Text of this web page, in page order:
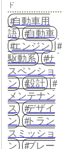
ド
自動車用
語
自動車
エンジン
駆動系
サ
スペンショ
ン
設計
メンテナン
ス
デザイ
ン
トラン
スミッショ
ン
ブレー